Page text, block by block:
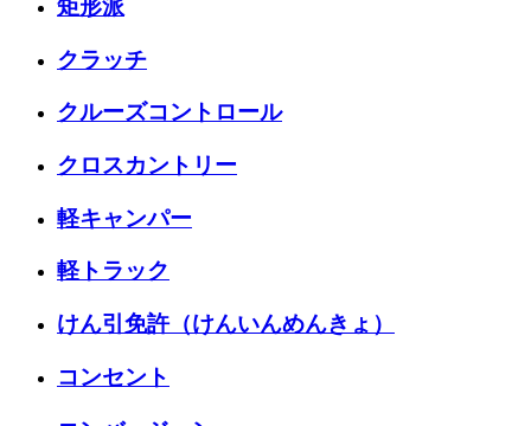
矩形派
クラッチ
クルーズコントロール
クロスカントリー
軽キャンパー
軽トラック
けん引免許（けんいんめんきょ）
コンセント